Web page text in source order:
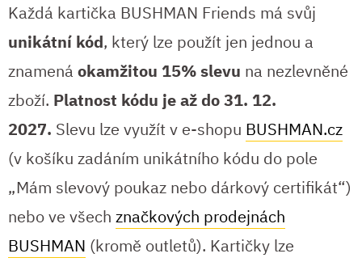
Každá kartička BUSHMAN Friends má svůj
unikátní kód, který lze použít jen jednou a
znamená okamžitou 15% slevu na nezlevněné
zboží. Platnost kódu je až do 31. 12.
2027. Slevu lze využít v e-shopu BUSHMAN.cz
(v košíku zadáním unikátního kódu do pole
„Mám slevový poukaz nebo dárkový certifikát“)
nebo ve všech značkových prodejnách
BUSHMAN (kromě outletů). Kartičky lze